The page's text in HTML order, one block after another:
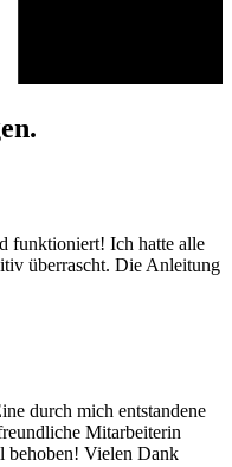
funktioniert! Ich hatte alle
überrascht. Die Anleitung
durch mich entstandene
Mitarbeiterin
behoben! Vielen Dank